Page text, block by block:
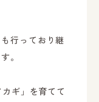
行っており継
。
ギ」を育てて